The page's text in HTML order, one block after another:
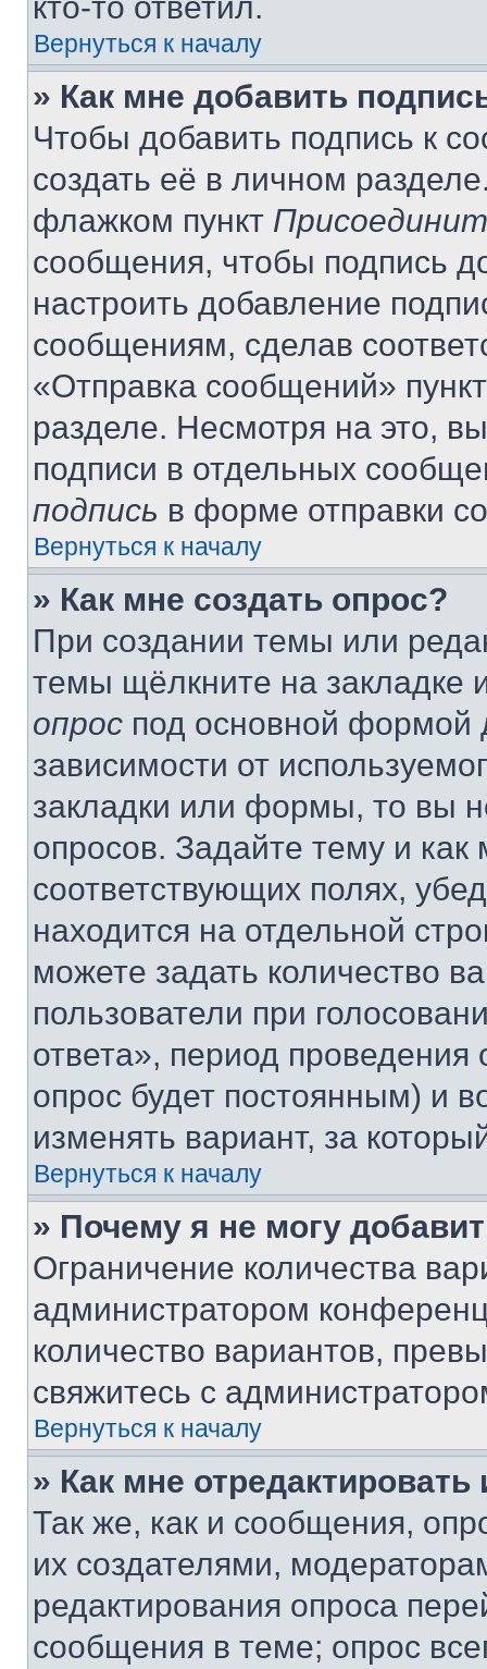
Вернуться к началу
» Как мне добавить
Чтобы добавить подпись к
создать её в личном
флажком пункт
сообщения, чтобы подпись
настроить добавление
сообщениям, сделав
«Отправка сообщений»
разделе. Несмотря на это,
подписи в отдельных
подпись в форме отправки
Вернуться к началу
» Как мне создать опрос?
При создании темы или
темы щёлкните на
опрос под основной формой
зависимости от
закладки или формы, то вы
опросов. Задайте тему и
соответствующих полях,
находится на отдельной
можете задать количество
пользователи при
ответа», период проведения
опрос будет постоянным) и
изменять вариант, за
Вернуться к началу
» Почему я не могу
Ограничение количества
администратором
количество вариантов,
свяжитесь с
Вернуться к началу
» Как мне
Так же, как и сообщения,
их создателями,
редактирования опроса
сообщения в теме; опрос